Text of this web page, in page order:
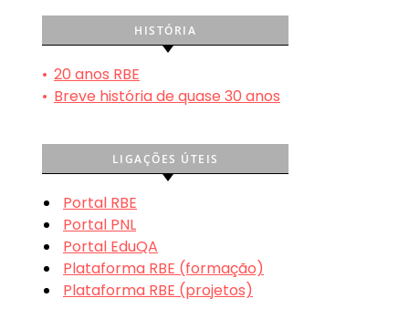
HISTÓRIA
• 20 anos RBE
• Breve história de quase 30 anos
LIGAÇÕES ÚTEIS
Portal RBE
Portal PNL
Portal EduQA
Plataforma RBE (formação)
Plataforma RBE (projetos)